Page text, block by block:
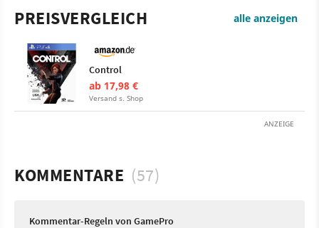
PREISVERGLEICH alle anzeigen
Control
ab 17,98 €
Versand s. Shop
ANZEIGE
KOMMENTARE (57)
Kommentar-Regeln von GamePro